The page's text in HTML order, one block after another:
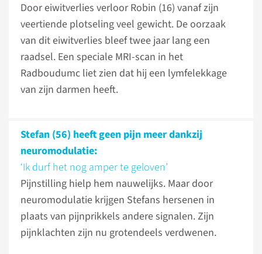
Door eiwitverlies verloor Robin (16) vanaf zijn
veertiende plotseling veel gewicht. De oorzaak
van dit eiwitverlies bleef twee jaar lang een
raadsel. Een speciale MRI-scan in het
Radboudumc liet zien dat hij een lymfelekkage
van zijn darmen heeft.
Stefan (56) heeft geen pijn meer dankzij
neuromodulatie:
‘Ik durf het nog amper te geloven’
Pijnstilling hielp hem nauwelijks. Maar door
neuromodulatie krijgen Stefans hersenen in
plaats van pijnprikkels andere signalen. Zijn
pijnklachten zijn nu grotendeels verdwenen.